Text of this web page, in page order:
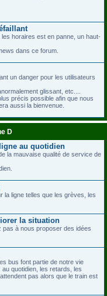
horaires est en panne, un haut-
dans ce forum.
un danger pour les utilisateurs
glissant, etc....
précis possible afin que nous
aussi la bienvenue.
D
au quotidien
la mauvaise qualité de service de
la ligne telles que les grèves, les
la situation
pas à nous proposer des idées
bus font partie de notre vie
quotidien, les retards, les
pas alors que le train est